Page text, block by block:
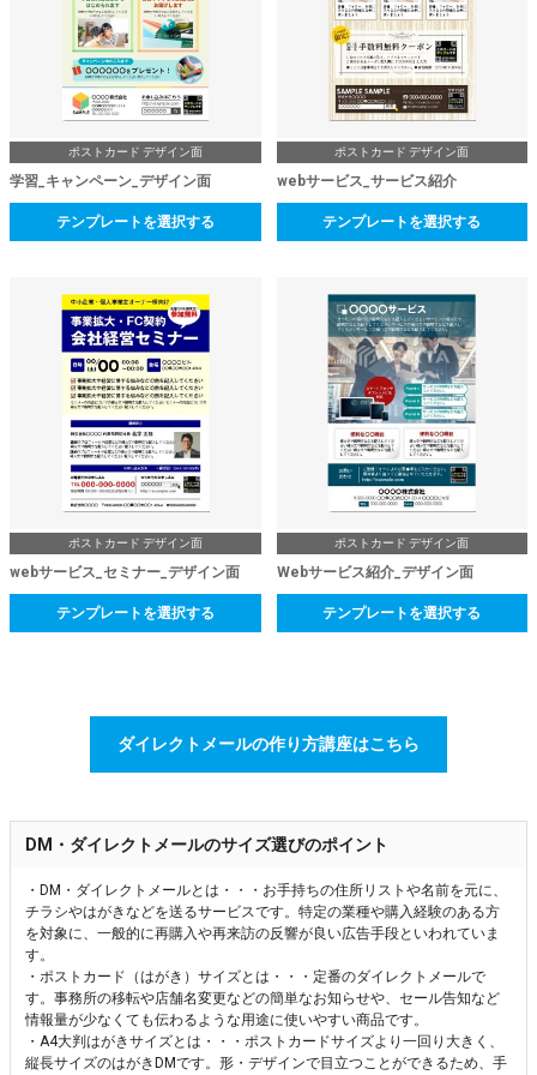
ポストカード デザイン面
学習_キャンペーン_デザイン面
テンプレートを選択する
ポストカード デザイン面
webサービス_サービス紹介
テンプレートを選択する
ポストカード デザイン面
webサービス_セミナー_デザイン面
テンプレートを選択する
ポストカード デザイン面
Webサービス紹介_デザイン面
テンプレートを選択する
ダイレクトメールの作り方講座はこちら
DM・ダイレクトメールのサイズ選びのポイント
・DM・ダイレクトメールとは・・・お手持ちの住所リストや名前を元に、
チラシやはがきなどを送るサービスです。特定の業種や購入経験のある方
を対象に、一般的に再購入や再来訪の反響が良い広告手段といわれていま
す。
・ポストカード（はがき）サイズとは・・・定番のダイレクトメールで
す。事務所の移転や店舗名変更などの簡単なお知らせや、セール告知など
情報量が少なくても伝わるような用途に使いやすい商品です。
・A4大判はがきサイズとは・・・ポストカードサイズより一回り大きく、
縦長サイズのはがきDMです。形・デザインで目立つことができるため、手